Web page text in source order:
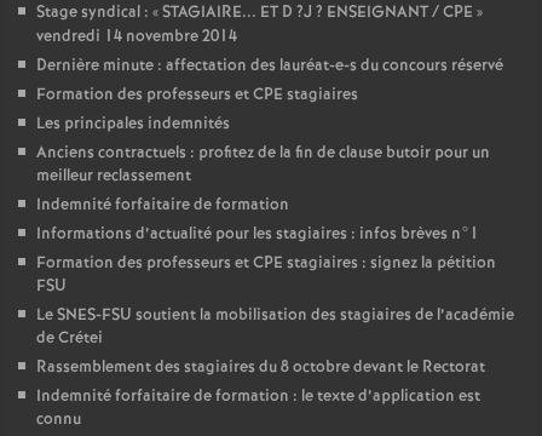
Stage syndical : «STAGIAIRE... ET D ?J ? ENSEIGNANT/CPE »
vendredi 14 novembre 2014
Dernière minute : affectation des lauréat-e-s du concours réservé
Formation des professeurs etCPE stagiaires
Les principales indemnités
Anciens contractuels : profitez de la fin de clause butoir pour un
meilleur reclassement
Indemnité forfaitaire de formation
Informations d’actualité pour les stagiaires : infos brèves n°1
Formation des professeurs etCPE stagiaires : signez la pétition
FSU
LeSNES-FSU soutient la mobilisation des stagiaires de l’académie
de Crétei
Rassemblement des stagiaires du 8 octobre devant le Rectorat
Indemnité forfaitaire de formation : le texte d’application est
connu